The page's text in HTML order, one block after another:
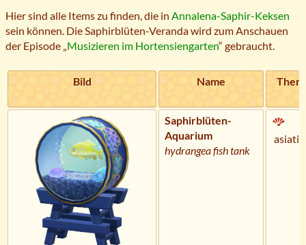
Hier sind alle Items zu finden, die in Annalena-Saphir-Keksen
sein können. Die Saphirblüten-Veranda wird zum Anschauen
der Episode „ Musizieren im Hortensiengarten“ gebraucht.
Bild Name
Saphirblüten-
Aquarium
hydrangea fish tank